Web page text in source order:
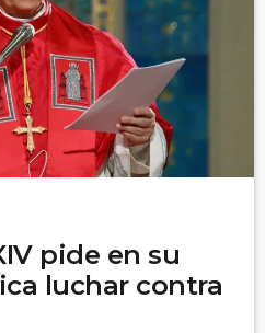
pide en su
luchar contra